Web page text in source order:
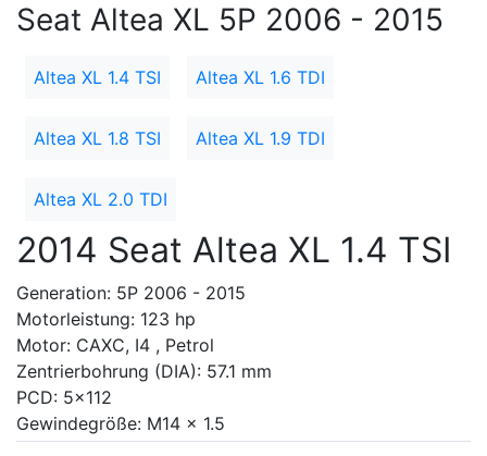
Seat Altea XL 5P 2006 - 2015
Altea XL 1.4 TSI Altea XL 1.6 TDI
Altea XL 1.8 TSI Altea XL 1.9 TDI
Altea XL 2.0 TDI
2014 Seat Altea XL 1.4 TSI
Generation: 5P 2006 - 2015
Motorleistung: 123 hp
Motor: CAXC, I4 , Petrol
Zentrierbohrung (DIA): 57.1 mm
PCD: 5x112
Gewindegröße: M14 x 1.5